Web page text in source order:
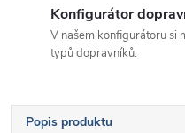
Konfigurátor
V našem konfigurátoru si
typů dopravníků.
Popis produktu